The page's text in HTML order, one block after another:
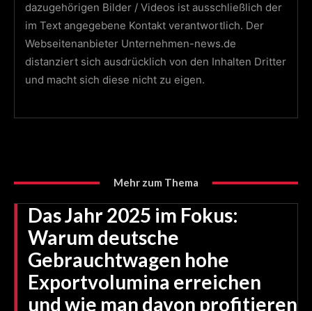
dazugehörigen Bilder / Videos ist ausschließlich der
im Text angegebene Kontakt verantwortlich. Der
Webseitenanbieter Unternehmen-news.de
distanziert sich ausdrücklich von den Inhalten Dritter
und macht sich diese nicht zu eigen.
Mehr zum Thema
Das Jahr 2025 im Fokus:
Warum deutsche
Gebrauchtwagen hohe
Exportvolumina erreichen
und wie man davon profitieren